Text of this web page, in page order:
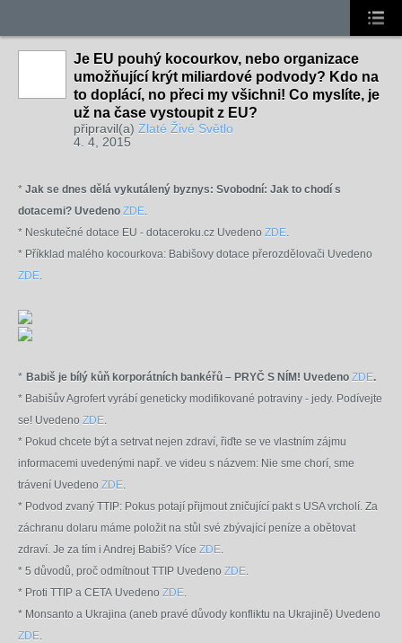
Je EU pouhý kocourkov, nebo organizace
umožňující krýt miliardové podvody? Kdo na
to doplácí, no přeci my všichni! Co myslíte, je
už na čase vystoupit z EU?
připravil(a) Zlaté Živé Světlo
4. 4, 2015
* Jak se dnes dělá vykutálený byznys: Svobodní: Jak to chodí s
dotacemi? Uvedeno ZDE.
* Neskutečné dotace EU - dotaceroku.cz Uvedeno ZDE.
* Příkklad malého kocourkova: Babišovy dotace přerozdělovači Uvedeno
ZDE.
* Babiš je bílý kůň korporátních bankéřů – PRYČ S NÍM! Uvedeno ZDE.
* Babišův Agrofert vyrábí geneticky modifikované potraviny - jedy. Podívejte
se! Uvedeno ZDE.
* Pokud chcete být a setrvat nejen zdraví, řiďte se ve vlastním zájmu
informacemi uvedenými např. ve videu s názvem: Nie sme chorí, sme
trávení Uvedeno ZDE.
* Podvod zvaný TTIP: Pokus potají přijmout zničující pakt s USA vrcholí. Za
záchranu dolaru máme položit na stůl své zbývající peníze a obětovat
zdraví. Je za tím i Andrej Babiš? Více ZDE.
* 5 důvodů, proč odmítnout TTIP Uvedeno ZDE.
* Proti TTIP a CETA Uvedeno ZDE.
* Monsanto a Ukrajina (aneb pravé důvody konfliktu na Ukrajině) Uvedeno
ZDE.